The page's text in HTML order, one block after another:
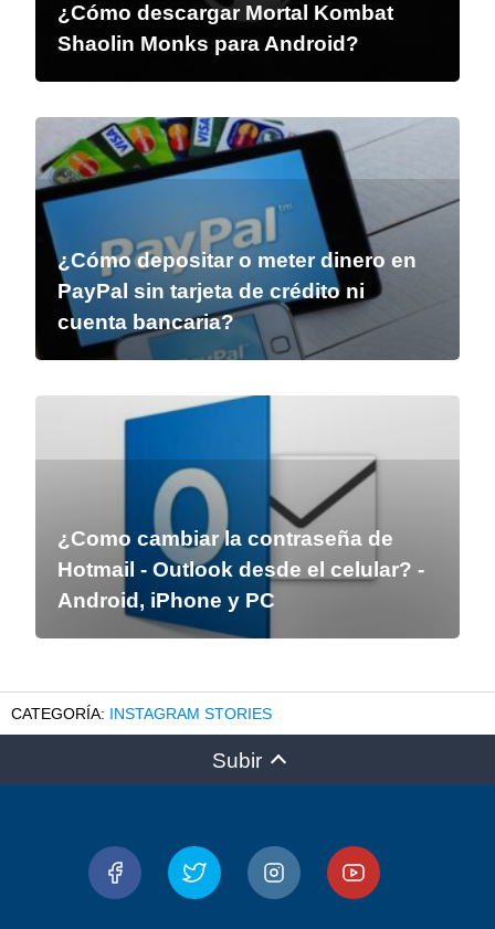
¿Cómo descargar Mortal Kombat
Shaolin Monks para Android?
¿Cómo depositar o meter dinero en
PayPal sin tarjeta de crédito ni
cuenta bancaria?
¿Como cambiar la contraseña de
Hotmail - Outlook desde el celular? -
Android, iPhone y PC
INSTAGRAM STORIES
Subir